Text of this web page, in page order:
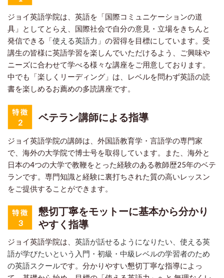
ジョイ英語学院は、英語を「国際コミュニケーションの道
具」としてとらえ、国際社会で自分の意見・立場をきちんと
発信できる「使える英語力」 の習得を目標にしています。受
講生の皆様に英語学習を楽しんでいただけるよう、ご興味や
ニーズに合わせて学べる様々な講座をご用意しております。
中でも「楽しくリーディング」は、レベルを問わず英語の読
書を楽しめるお薦めの多読講座です。
ベテラン講師による指導
ジョイ英語学院の講師は、外国語教育学・言語学の専門家
で、海外の大学院で博士号を取得しています。また、海外と
日本の4つの大学で教鞭をとった経験のある教師歴25年のベテ
ランです。専門知識と経験に裏打ちされた質の高いレッスン
をご提供することができます。
懇切丁寧をモットーに基本から分かり
やすく指導
ジョイ英語学院は、 英語が話せるようになりたい、使える英
語が学びたいという入門・初級・中級レベルの学習者のため
の英語スクールです。分かりやすい懇切丁寧な指導によっ